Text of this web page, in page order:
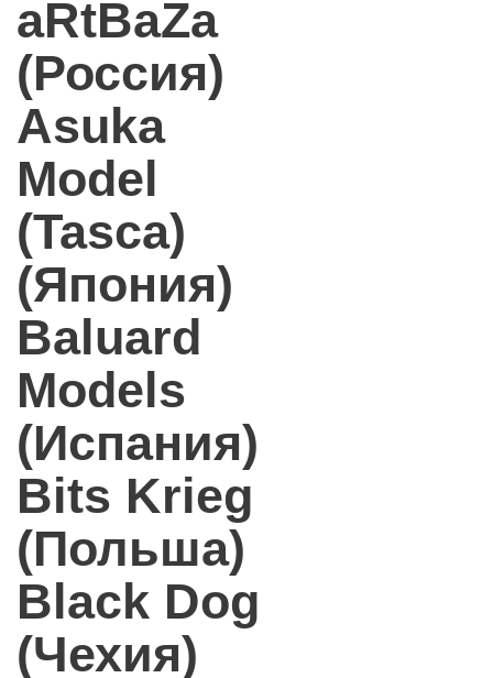
aRtBaZa
(Россия)
Asuka
Model
(Tasca)
(Япония)
Baluard
Models
(Испания)
Bits Krieg
(Польша)
Black Dog
(Чехия)